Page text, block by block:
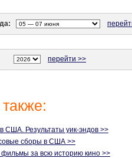
перейти >>
США. Результаты уик-эндов >>
сборы в США >>
за всю историю кино >>